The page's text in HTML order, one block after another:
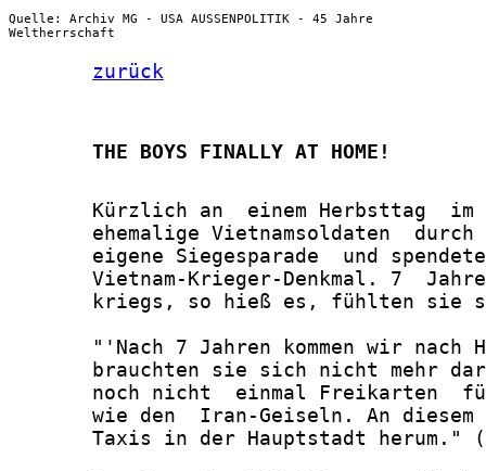
Quelle: Archiv MG - USA AUSSENPOLITIK - 45 Jahre
Weltherrschaft
zurück
       THE BOYS FINALLY AT HOME!
Kürzlich an  einem Herbsttag
ehemalige Vietnamsoldaten
eigene Siegesparade  und
Vietnam-Krieger-Denkmal. 7
kriegs, so hieß es, fühlten sie
"'Nach 7 Jahren kommen wir nach
brauchten sie sich nicht mehr
noch nicht  einmal Freikarten
wie den  Iran-Geiseln. An
Taxis in der Hauptstadt herum."